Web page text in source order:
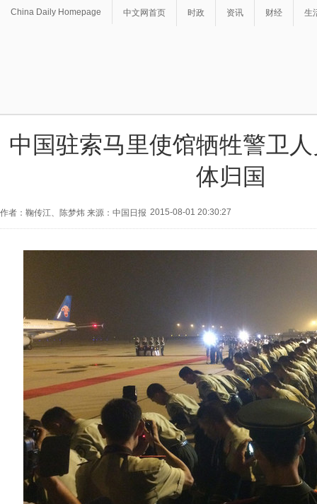
China Daily Homepage 中文网首页 时政 资讯 财经 生
中国驻索马里使馆牺牲警卫
体归国
作者：鞠传江、陈梦炜 来源：中国日报 2015-08-01 20:30:27